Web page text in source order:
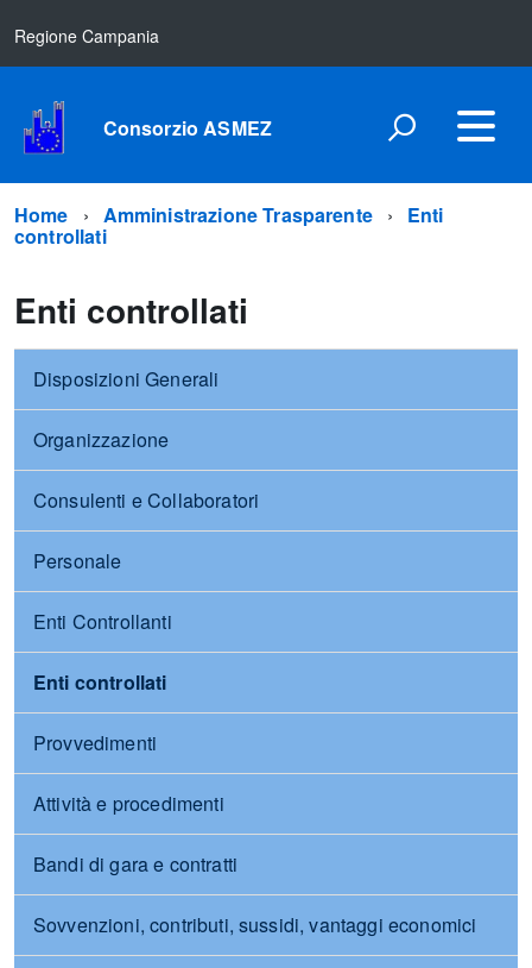
Regione Campania
Consorzio ASMEZ
Home Amministrazione Trasparente Enti
controllati
Enti controllati
Disposizioni Generali
Organizzazione
Consulenti e Collaboratori
Personale
Enti Controllanti
Enti controllati
Provvedimenti
Attività e procedimenti
Bandi di gara e contratti
Sovvenzioni, contributi, sussidi, vantaggi economici